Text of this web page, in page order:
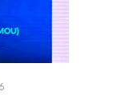
ini
[…]